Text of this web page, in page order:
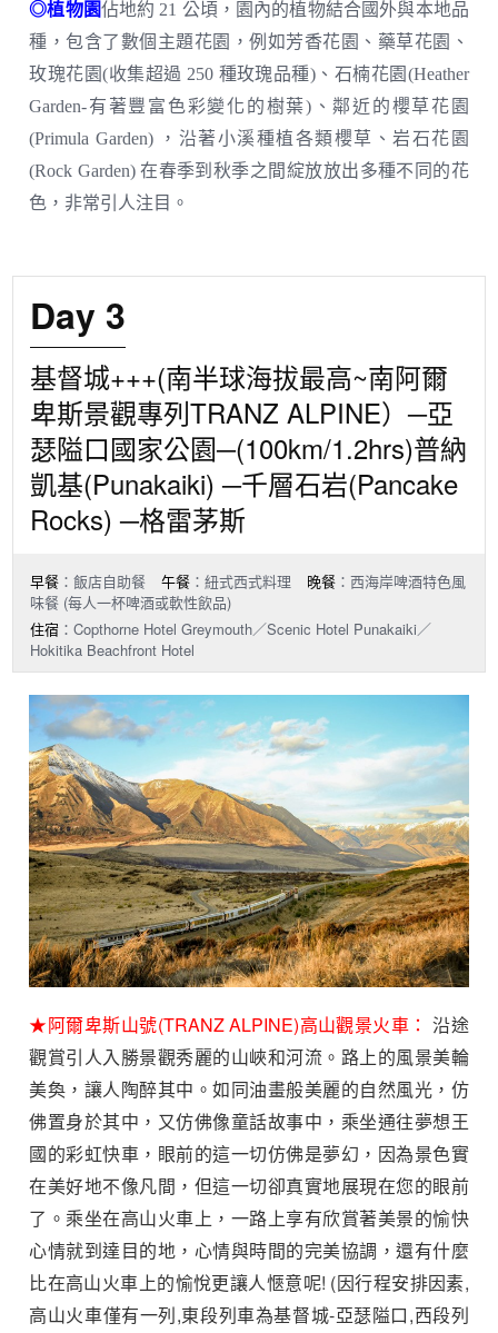
◎植物園佔地約 21 公頃，園內的植物結合國外與本地品
種，包含了數個主題花園，例如芳香花園、藥草花園、
玫瑰花園(收集超過 250 種玫瑰品種)、石楠花園(Heather
Garden-有著豐富色彩變化的樹葉)、鄰近的櫻草花園
(Primula Garden) ，沿著小溪種植各類櫻草、岩石花園
(Rock Garden) 在春季到秋季之間綻放放出多種不同的花
色，非常引人注目。
Day 3
基督城+++(南半球海拔最高~南阿爾
卑斯景觀專列TRANZ ALPINE）─亞
瑟隘口國家公園─(100km/1.2hrs)普納
凱基(Punakaiki) ─千層石岩(Pancake
Rocks) ─格雷茅斯
早餐 ：飯店自助餐 午餐 ：紐式西式料理 晚餐 ：西海岸啤酒特色風
味餐 (每人一杯啤酒或軟性飲品)
住宿 ：Copthorne Hotel Greymouth／Scenic Hotel Punakaiki／
Hokitika Beachfront Hotel
★阿爾卑斯山號(TRANZ ALPINE)高山觀景火車： 沿途
觀賞引人入勝景觀秀麗的山峽和河流。路上的風景美輪
美奐，讓人陶醉其中。如同油畫般美麗的自然風光，仿
佛置身於其中，又仿佛像童話故事中，乘坐通往夢想王
國的彩虹快車，眼前的這一切仿佛是夢幻，因為景色實
在美好地不像凡間，但這一切卻真實地展現在您的眼前
了。乘坐在高山火車上，一路上享有欣賞著美景的愉快
心情就到達目的地，心情與時間的完美協調，還有什麼
比在高山火車上的愉悅更讓人愜意呢! (因行程安排因素,
高山火車僅有一列,東段列車為基督城-亞瑟隘口,西段列